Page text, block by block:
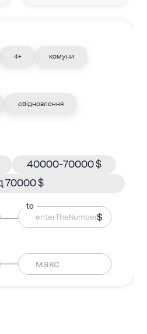
4+ комуни
єВідновлення
40000-70000 $
70000 $
to
$